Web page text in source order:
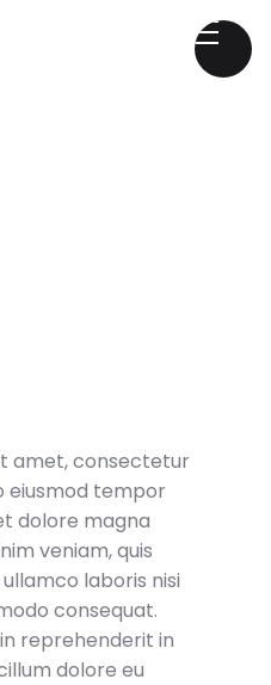
amet, consectetur
eiusmod tempor
dolore magna
veniam, quis
laboris nisi
consequat.
reprehenderit in
dolore eu